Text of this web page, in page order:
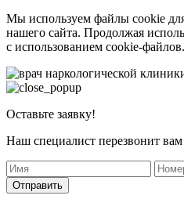
Мы используем файлы cookie
нашего сайта. Продолжая
с использованием cookie-файлов.
Оставьте заявку!
Наш специалист перезвонит
Отправить